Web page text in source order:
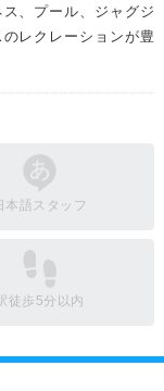
、プール、ジャグジ
レクレーションが豊
本語スタッフ
徒歩5分以内